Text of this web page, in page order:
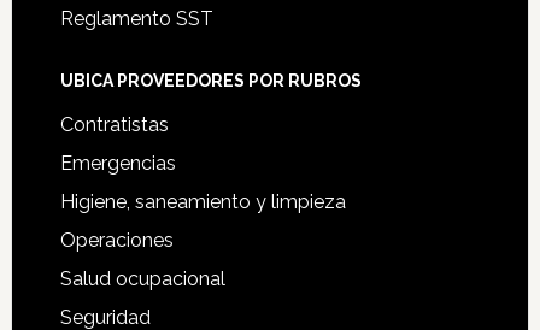
Reglamento SST
UBICA PROVEEDORES POR RUBROS
Contratistas
Emergencias
Higiene, saneamiento y limpieza
Operaciones
Salud ocupacional
Seguridad